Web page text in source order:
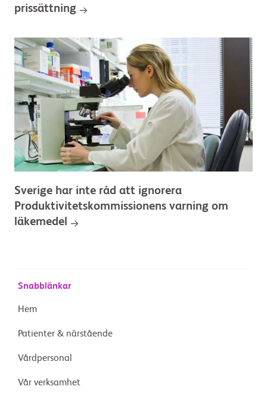
prissättning
Sverige har inte råd att ignorera
Produktivitetskommissionens varning om
läkemedel
Snabblänkar
Hem
Patienter & närstående
Vårdpersonal
Vår verksamhet